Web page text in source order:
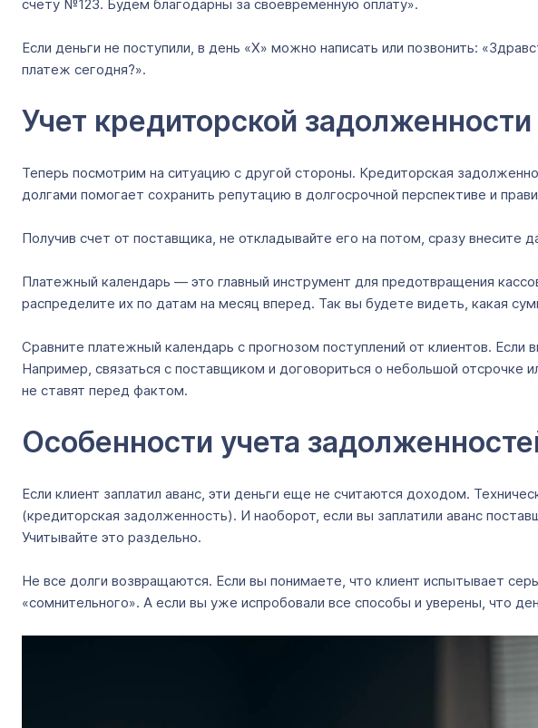
счету №123. Будем благодарны за своевременную оплату».
Если деньги не поступили, в день «Х» можно написать или позвонить:
платеж сегодня?».
Учет кредиторской задолженности
Теперь посмотрим на ситуацию с другой стороны. Кредиторская
долгами помогает сохранить репутацию в долгосрочной перспективе и
Получив счет от поставщика, не откладывайте его на потом, сразу внесите
Платежный календарь ― это главный инструмент для предотвращения
распределите их по датам на месяц вперед. Так вы будете видеть, какая
Сравните платежный календарь с прогнозом поступлений от клиентов.
Например, связаться с поставщиком и договориться о небольшой отсрочке
не ставят перед фактом.
Особенности учета
Если клиент заплатил аванс, эти деньги еще не считаются доходом.
(кредиторская задолженность). И наоборот, если вы заплатили аванс
Учитывайте это раздельно.
Не все долги возвращаются. Если вы понимаете, что клиент испытывает
«сомнительного». А если вы уже испробовали все способы и уверены, что